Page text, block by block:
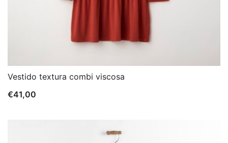
Vestido textura combi viscosa
€41,00